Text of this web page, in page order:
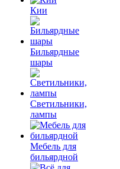
Кии
Бильярдные
шары
Светильники,
лампы
Мебель для
бильярдной